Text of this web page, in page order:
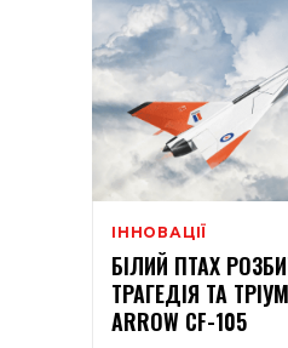
ІННОВАЦІЇ
БІЛИЙ ПТАХ
ТРАГЕДІЯ ТА
ARROW CF-105